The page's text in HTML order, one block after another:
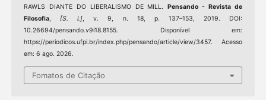
RAWLS DIANTE DO LIBERALISMO DE MILL.Pensando - Revista de
Filosofia,[S. l.], v. 9, n. 18, p. 137–153, 2019. DOI:
10.26694/pensando.v9i18.8155. Disponível em:
https://periodicos.ufpi.br/index.php/pensando/article/view/3457. Acesso
em: 6 ago. 2026.
Fomatos de Citação